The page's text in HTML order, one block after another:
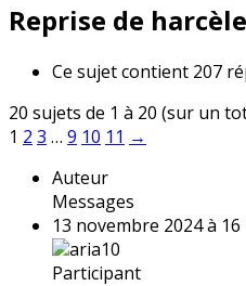
Reprise de
Ce sujet contient 207
20 sujets de 1 à 20 (sur un
1 2 3 … 9 10 11 →
Auteur
Messages
13 novembre 2024 à
aria10
Participant